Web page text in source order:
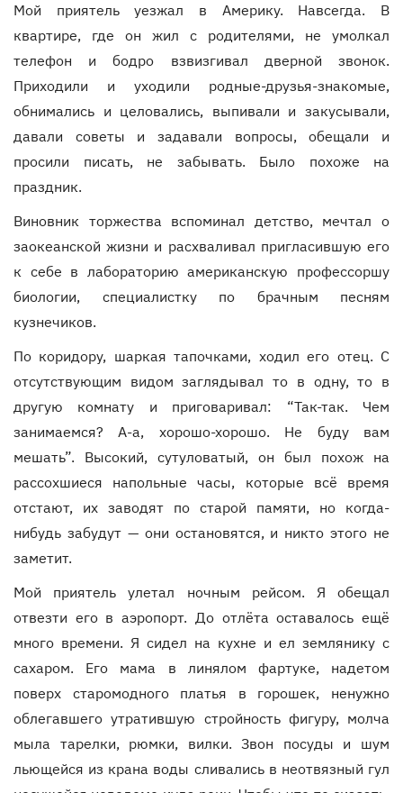
Мой приятель уезжал в Америку. Навсегда. В
квартире, где он жил с родителями, не умолкал
телефон и бодро взвизгивал дверной звонок.
Приходили и уходили родные-друзья-знакомые,
обнимались и целовались, выпивали и закусывали,
давали советы и задавали вопросы, обещали и
просили писать, не забывать. Было похоже на
праздник.
Виновник торжества вспоминал детство, мечтал о
заокеанской жизни и расхваливал пригласившую его
к себе в лабораторию американскую профессоршу
биологии, специалистку по брачным песням
кузнечиков.
По коридору, шаркая тапочками, ходил его отец. С
отсутствующим видом заглядывал то в одну, то в
другую комнату и приговаривал: “Так-так. Чем
занимаемся? А-а, хорошо-хорошо. Не буду вам
мешать”. Высокий, сутуловатый, он был похож на
рассохшиеся напольные часы, которые всё время
отстают, их заводят по старой памяти, но когда-
нибудь забудут — они остановятся, и никто этого не
заметит.
Мой приятель улетал ночным рейсом. Я обещал
отвезти его в аэропорт. До отлёта оставалось ещё
много времени. Я сидел на кухне и ел землянику с
сахаром. Его мама в линялом фартуке, надетом
поверх старомодного платья в горошек, ненужно
облегавшего утратившую стройность фигуру, молча
мыла тарелки, рюмки, вилки. Звон посуды и шум
льющейся из крана воды сливались в неотвязный гул